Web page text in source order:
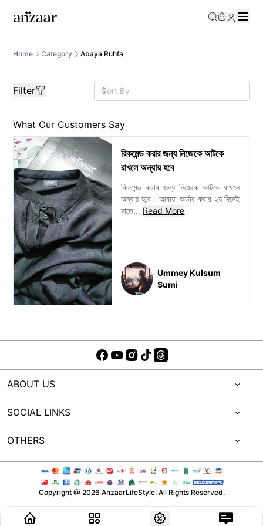
Home Category Abaya Ruhfa
Filter
What Our Customers Say
রিকমেন্ড করার জন্য নিজেকে আটকে
রাখলে অন্যায় হবে
রিকমেন্ড করার জন্য নিজেকে আটকে রাখলে
অন্যায় হবে। আবায়া অর্ডার করার ২য় দিনেই
হাতে... Read More
Ummey Kulsum
Sumi
ABOUT US
SOCIAL LINKS
OTHERS
Copyright @ 2026 AnzaarLifeStyle. All Rights Reserved.